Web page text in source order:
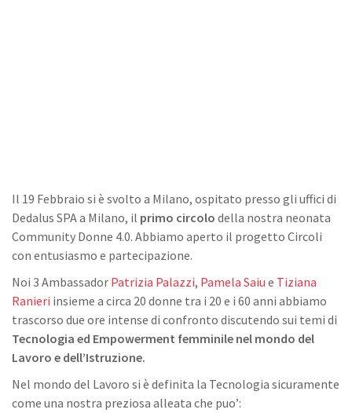
Il 19 Febbraio si è svolto a Milano, ospitato presso gli uffici di
Dedalus SPA a Milano, il primo circolo della nostra neonata
Community Donne 4.0. Abbiamo aperto il progetto Circoli
con entusiasmo e partecipazione.
Noi 3 Ambassador Patrizia Palazzi, Pamela Saiu e Tiziana
Ranieri insieme a circa 20 donne tra i 20 e i 60 anni abbiamo
trascorso due ore intense di confronto discutendo sui temi di
Tecnologia ed Empowerment femminile nel mondo del
Lavoro e dell’Istruzione.
Nel mondo del Lavoro si è definita la Tecnologia sicuramente
come una nostra preziosa alleata che puo’: